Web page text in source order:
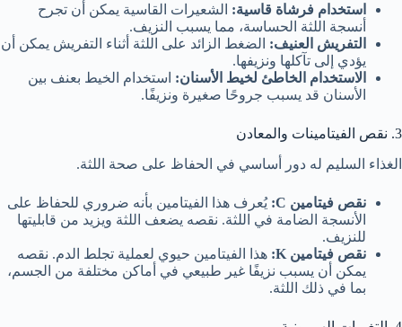
استخدام فرشاة قاسية: الشعيرات القاسية يمكن أن تجرح
أنسجة اللثة الحساسة، مما يسبب النزيف.
التفريش العنيف: الضغط الزائد على اللثة أثناء التفريش يمكن أن
يؤدي إلى تآكلها ونزيفها.
الاستخدام الخاطئ لخيط الأسنان: استخدام الخيط بعنف بين
الأسنان قد يسبب جروحًا صغيرة ونزيفًا.
3. نقص الفيتامينات والمعادن
الغذاء السليم له دور أساسي في الحفاظ على صحة اللثة.
نقص فيتامين C
: يُعرف هذا الفيتامين بأنه ضروري للحفاظ على
الأنسجة الضامة في اللثة. نقصه يضعف اللثة ويزيد من قابليتها
للنزيف.
نقص فيتامين K
: هذا الفيتامين حيوي لعملية تجلط الدم. نقصه
يمكن أن يسبب نزيفًا غير طبيعي في أماكن مختلفة من الجسم،
بما في ذلك اللثة.